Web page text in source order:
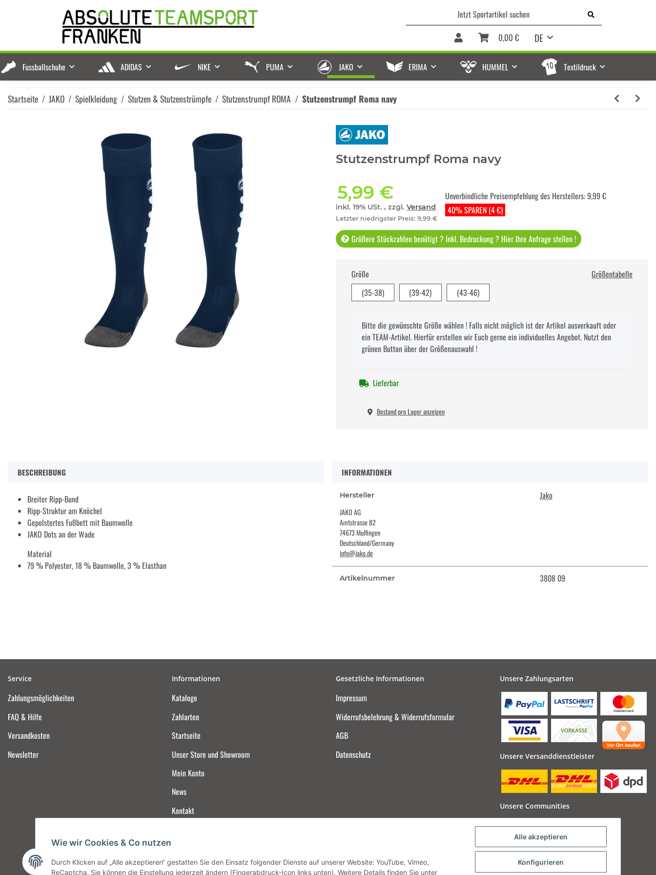
DE
0,00 €
Fussballschuhe ADIDAS NIKE PUMA JAKO ERIMA HUMMEL Textildruck
Startseite JAKO Spielkleidung Stutzen & Stutzenstrümpfe Stutzenstrumpf ROMA Stutzenstrumpf Roma navy
Stutzenstrumpf Roma navy
5,99 €
inkl. 19% USt. , zzgl. Versand
Letzter niedrigster Preis: 9,99 €
40% SPAREN (4 €)
Unverbindliche Preisempfehlung des Herstellers:9,99 €
Größere Stückzahlen benötigt ? Inkl. Bedruckung ? Hier Ihre Anfrage stellen !
Größe
Größentabelle
(35-38)
(39-42) (43-46)
xBitte die gewünschte Größe wählen ! Falls nicht möglich ist der Artikel ausverkauft oder
ein TEAM-Artikel. Hierfür erstellen wir Euch gerne ein individuelles Angebot. Nutzt den
grünen Button über der Größenauswahl !
Lieferbar
Bestand pro Lager anzeigen
BESCHREIBUNG
Breiter Ripp-Bund
Ripp-Struktur am Knöchel
Gepolstertes Fußbett mit Baumwolle
JAKO Dots an der Wade
Material
79 % Polyester, 18 % Baumwolle, 3 % Elasthan
INFORMATIONEN
Hersteller Jako
JAKO AG
Amtstrasse 82
74673 Mulfingen
Deutschland/Germany
info@jako.de
Artikelnummer 3808 09
Service
Zahlungsmöglichkeiten
FAQ & Hilfe
Versandkosten
Newsletter
Informationen
Kataloge
Zahlarten
Startseite
Unser Store und Showroom
Mein Konto
News
Kontakt
Gesetzliche Informationen
Impressum
Widerrufsbelehrung & Widerrufsformular
AGB
Datenschutz
Unsere Zahlungsarten
Unsere Versanddienstleister
Unsere Communities
Vertrag widerrufen
Wie wir Cookies & Co nutzen
Durch Klicken auf „Alle akzeptieren“ gestatten Sie den Einsatz folgender Dienste auf unserer Website: YouTube, Vimeo,
ReCaptcha. Sie können die Einstellung jederzeit ändern (Fingerabdruck-Icon links unten). Weitere Details finden Sie unter
Alle akzeptieren
Konfigurieren